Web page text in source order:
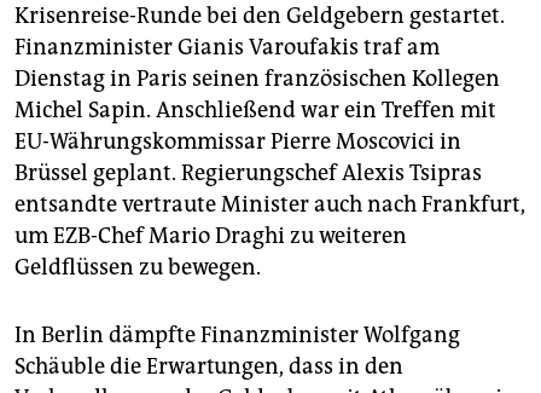
unterstützen
abo
genossenschaft
epaper login
Krisenreise-Runde bei den Geldgebern gestartet.
Finanzminister Gianis Varoufakis traf am
Dienstag in Paris seinen französischen Kollegen
Michel Sapin. Anschließend war ein Treffen mit
EU-Währungskommissar Pierre Moscovici in
Brüssel geplant. Regierungschef Alexis Tsipras
entsandte vertraute Minister auch nach Frankfurt,
um EZB-Chef Mario Draghi zu weiteren
Geldflüssen zu bewegen.
In Berlin dämpfte Finanzminister Wolfgang
Schäuble die Erwartungen, dass in den